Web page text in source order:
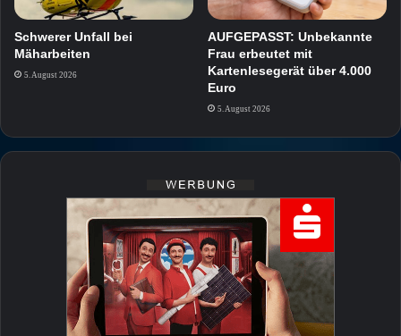
Schwerer Unfall bei
Mäharbeiten
5. August 2026
AUFGEPASST: Unbekannte
Frau erbeutet mit
Kartenlesegerät über 4.000
Euro
5. August 2026